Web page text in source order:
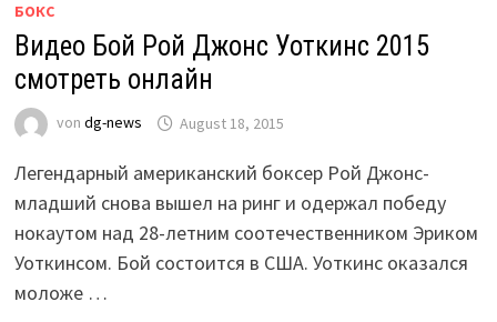
БОКС
Видео Бой Рой Джонс Уоткинс 2015
смотреть онлайн
von dg-news August 18, 2015
Легендарный американский боксер Рой Джонс-
младший снова вышел на ринг и одержал победу
нокаутом над 28-летним соотечественником Эриком
Уоткинсом. Бой состоится в США. Уоткинс оказался
моложе …